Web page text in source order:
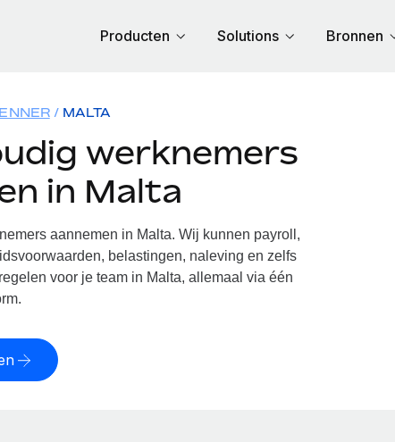
Producten Solutions Bronnen
MALTA
werknemers
in Malta
aannemen in Malta. Wij kunnen payroll,
belastingen, naleving en zelfs
voor je team in Malta, allemaal via één